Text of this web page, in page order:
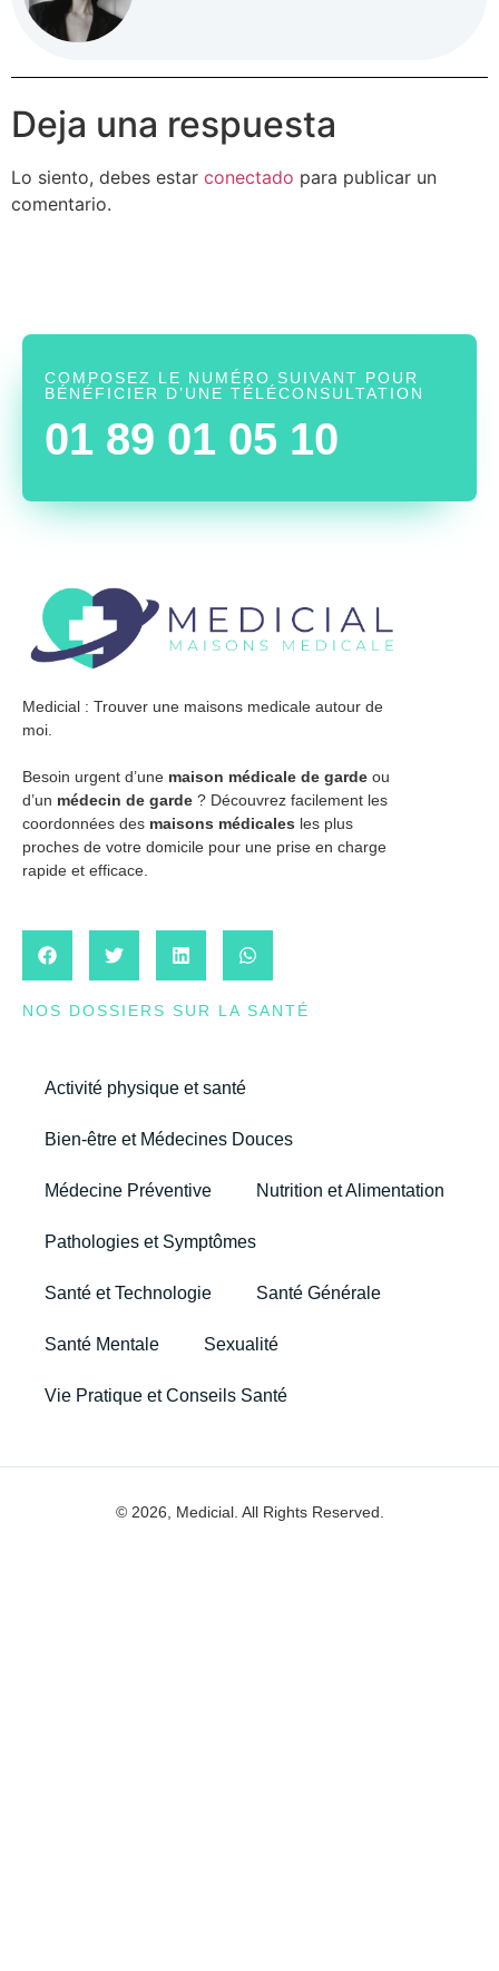
Deja una respuesta
Lo siento, debes estar conectado para publicar un
comentario.
COMPOSEZ LE NUMÉRO SUIVANT POUR
BÉNÉFICIER D’UNE TÉLÉCONSULTATION
01 89 01 05 10
Medicial : Trouver une maisons medicale autour de
moi.
Besoin urgent d’une maison médicale de garde ou
d’un médecin de garde ? Découvrez facilement les
coordonnées des maisons médicales les plus
proches de votre domicile pour une prise en charge
rapide et efficace.
NOS DOSSIERS SUR LA SANTÉ
Activité physique et santé
Bien-être et Médecines Douces
Médecine Préventive Nutrition et Alimentation
Pathologies et Symptômes
Santé et Technologie Santé Générale
Santé Mentale Sexualité
Vie Pratique et Conseils Santé
© 2026, Medicial. All Rights Reserved.